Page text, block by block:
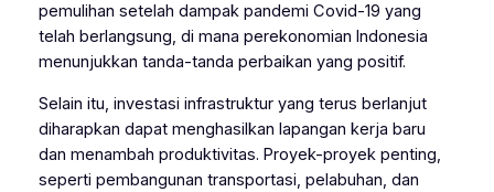
pemulihan setelah dampak pandemi Covid-19 yang
telah berlangsung, di mana perekonomian Indonesia
menunjukkan tanda-tanda perbaikan yang positif.
Selain itu, investasi infrastruktur yang terus berlanjut
diharapkan dapat menghasilkan lapangan kerja baru
dan menambah produktivitas. Proyek-proyek penting,
seperti pembangunan transportasi, pelabuhan, dan